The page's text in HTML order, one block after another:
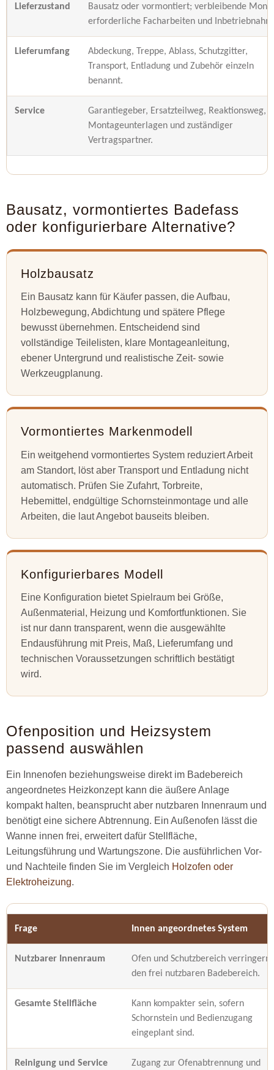
Lieferzustand
Bausatz oder vormontiert; verbleibende
erforderliche Facharbeiten und
Lieferumfang
Abdeckung, Treppe, Ablass, Schutzgitter,
Transport, Entladung und Zubehör einzeln
benannt.
Service
Garantiegeber, Ersatzteilweg, Reaktionsweg,
Montageunterlagen und zuständiger
Vertragspartner.
Bausatz, vormontiertes Badefass
oder konfigurierbare Alternative?
Holzbausatz
Ein Bausatz kann für Käufer passen, die Aufbau,
Holzbewegung, Abdichtung und spätere Pflege
bewusst übernehmen. Entscheidend sind
vollständige Teilelisten, klare Montageanleitung,
ebener Untergrund und realistische Zeit- sowie
Werkzeugplanung.
Vormontiertes Markenmodell
Ein weitgehend vormontiertes System reduziert Arbeit
am Standort, löst aber Transport und Entladung nicht
automatisch. Prüfen Sie Zufahrt, Torbreite,
Hebemittel, endgültige Schornsteinmontage und alle
Arbeiten, die laut Angebot bauseits bleiben.
Konfigurierbares Modell
Eine Konfiguration bietet Spielraum bei Größe,
Außenmaterial, Heizung und Komfortfunktionen. Sie
ist nur dann transparent, wenn die ausgewählte
Endausführung mit Preis, Maß, Lieferumfang und
technischen Voraussetzungen schriftlich bestätigt
wird.
Ofenposition und Heizsystem
passend auswählen
Ein Innenofen beziehungsweise direkt im Badebereich
angeordnetes Heizkonzept kann die äußere Anlage
kompakt halten, beansprucht aber nutzbaren Innenraum und
benötigt eine sichere Abtrennung. Ein Außenofen lässt die
Wanne innen frei, erweitert dafür Stellfläche,
Leitungsführung und Wartungszone. Die ausführlichen Vor-
und Nachteile finden Sie im Vergleich Holzofen oder
Elektroheizung.
Frage Innen angeordnetes System
Nutzbarer Innenraum
Ofen und Schutzbereich verringern
den frei nutzbaren Badebereich.
Gesamte Stellfläche
Kann kompakter sein, sofern
Schornstein und Bedienzugang
eingeplant sind.
Reinigung und Service
Zugang zur Ofenabtrennung und